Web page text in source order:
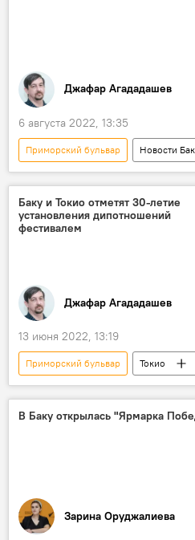
Джафар Агададашев
6 августа 2022, 13:35
Приморский бульвар
Новости
казахстан
Культура
Азербайджан
Баку и Токио отметят 30-летие
установления дипотношений
фестивалем
Джафар Агададашев
13 июня 2022, 13:19
Приморский бульвар
Токио
Азербайджан
Баку
Дипломатические отношения
В Баку открылась "Ярмарка
Зарина Оруджалиева